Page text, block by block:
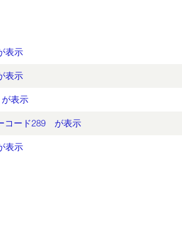
表示
表示
表示
コード289 が表示
表示